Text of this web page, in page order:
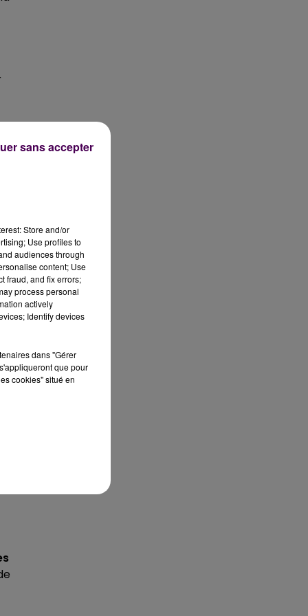
Store and/or
Use profiles to
audiences through
content; Use
fraud, and fix errors;
process personal
actively
Identify devices
dans "Gérer
que pour
cookies" situé en
sans accepter